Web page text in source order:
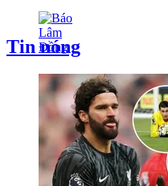
Tin nóng